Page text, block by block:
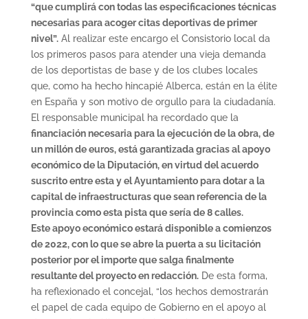
“que cumplirá con todas las especificaciones técnicas
necesarias para acoger citas deportivas de primer
nivel”.Al realizar este encargo el Consistorio local da
los primeros pasos para atender una vieja demanda
de los deportistas de base y de los clubes locales
que, como ha hecho hincapié Alberca, están en la élite
en España y son motivo de orgullo para la ciudadanía.
El responsable municipal ha recordado que la
financiación necesaria para la ejecución de la obra, de
un millón de euros, está garantizada gracias al apoyo
económico de la Diputación, en virtud del acuerdo
suscrito entre esta y el Ayuntamiento para dotar a la
capital de infraestructuras que sean referencia de la
provincia como esta pista que sería de 8 calles.
Este apoyo económico estará disponible a comienzos
de 2022, con lo que se abre la puerta a su licitación
posterior por el importe que salga finalmente
resultante del proyecto en redacción.De esta forma,
ha reflexionado el concejal, “los hechos demostrarán
el papel de cada equipo de Gobierno en el apoyo al